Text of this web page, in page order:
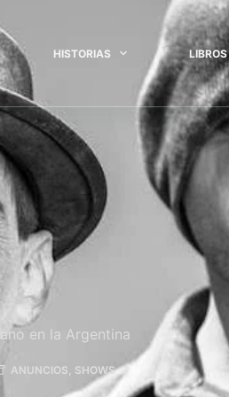
HISTORIAS LIBROS
en la Argentina
ANUNCIOS SHOWS